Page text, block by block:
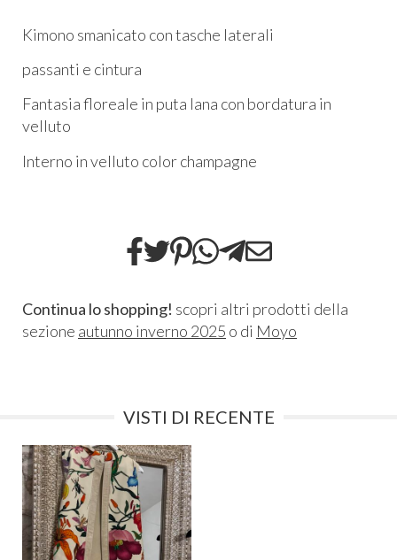
Kimono smanicato con tasche laterali
passanti e cintura
Fantasia floreale in puta lana con bordatura in
velluto
Interno in velluto color champagne
Continua lo shopping! scopri altri prodotti della
sezione autunno inverno 2025 o di Moyo
VISTI DI RECENTE